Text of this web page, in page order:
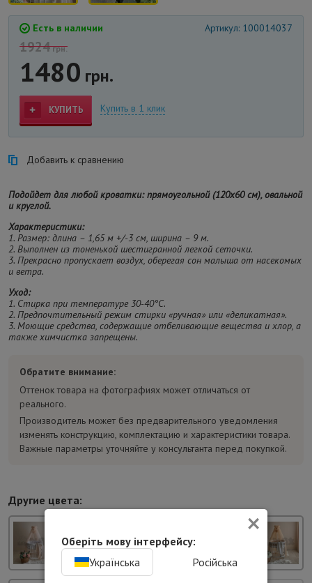
Есть в наличии Артикул: 100014037
1924грн.
1480 грн.
КУПИТЬ Купить в 1 клик
Добавить к сравнению
Подойдет для любой кроватки: прямоугольной (120х60 см), овальной
и круглой.
Характеристики:
1. Размер: длина – 1,65 м +/-3 см, ширина – 9 м.
2. Выполнен из тоненькой шестигранной легкой сеточки.
3. Прекрасно пропускает воздух, оберегая сон малыша от насекомых
и ветра.
Уход:
1. Стирка при температуре 30-40°C.
2. Предпочтительный режим стирки «ручная» или «деликатная».
3. Моющие средства, содержащие отбеливающие вещества и хлор, а
также химчистка запрещены.
Обратите внимание:
Оттенок товара на фотографиях может отличаться от
реального.
Производитель может без предварительного уведомления
изменять конструкцию, комплектацию и характеристики товара.
Важные параметры уточняйте у консультанта перед покупкой.
Другие цвета:
×
Оберіть мову інтерфейсу:
Українська
Російська